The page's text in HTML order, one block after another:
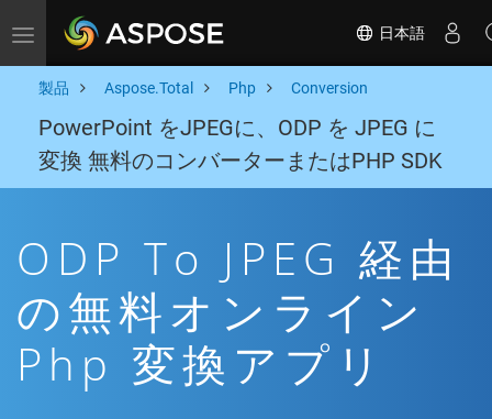
Toggle navigation 日本語
製品 Aspose.Total Php Conversion
PowerPoint をJPEGに、ODP を JPEG に
変換 無料のコンバーターまたはPHP SDK
ODP To JPEG 経由
の無料オンライン
Php 変換アプリ